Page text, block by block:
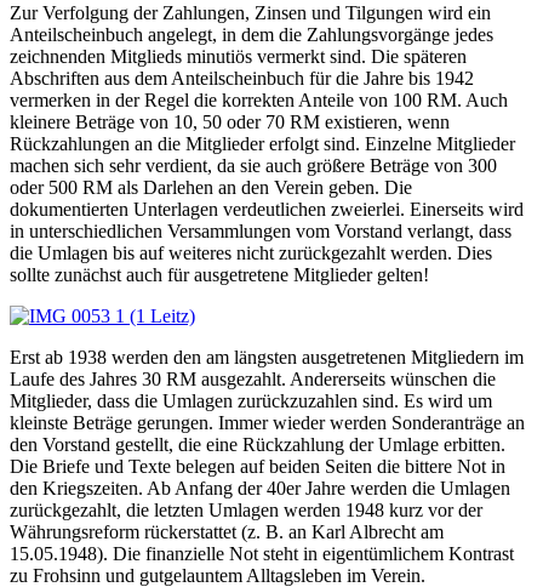
Zur Verfolgung der Zahlungen, Zinsen und Tilgungen wird ein
Anteilscheinbuch angelegt, in dem die Zahlungsvorgänge jedes
zeichnenden Mitglieds minutiös vermerkt sind. Die späteren
Abschriften aus dem Anteilscheinbuch für die Jahre bis 1942
vermerken in der Regel die korrekten Anteile von 100 RM. Auch
kleinere Beträge von 10, 50 oder 70 RM existieren, wenn
Rückzahlungen an die Mitglieder erfolgt sind. Einzelne Mitglieder
machen sich sehr verdient, da sie auch größere Beträge von 300
oder 500 RM als Darlehen an den Verein geben. Die
dokumentierten Unterlagen verdeutlichen zweierlei. Einerseits wird
in unterschiedlichen Versammlungen vom Vorstand verlangt, dass
die Umlagen bis auf weiteres nicht zurückgezahlt werden. Dies
sollte zunächst auch für ausgetretene Mitglieder gelten!
Erst ab 1938 werden den am längsten ausgetretenen Mitgliedern im
Laufe des Jahres 30 RM ausgezahlt. Andererseits wünschen die
Mitglieder, dass die Umlagen zurückzuzahlen sind. Es wird um
kleinste Beträge gerungen. Immer wieder werden Sonderanträge an
den Vorstand gestellt, die eine Rückzahlung der Umlage erbitten.
Die Briefe und Texte belegen auf beiden Seiten die bittere Not in
den Kriegszeiten. Ab Anfang der 40er Jahre werden die Umlagen
zurückgezahlt, die letzten Umlagen werden 1948 kurz vor der
Währungsreform rückerstattet (z. B. an Karl Albrecht am
15.05.1948). Die finanzielle Not steht in eigentümlichem Kontrast
zu Frohsinn und gutgelauntem Alltagsleben im Verein.